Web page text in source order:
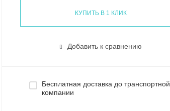
КУПИТЬ В 1 КЛИК
Добавить к сравнению
Бесплатная доставка до транспортной
компании